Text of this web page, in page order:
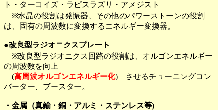
ト・ターコイズ・ラピスラズリ・アメジスト
※水晶の役割は発振器、その他のパワーストーンの役割
は、固有の周波数に変換するエネルギー変換器。
●改良型ラジオニクスプレート
※改良型ラジオニクス回路の役割は、オルゴンエネルギー
の周波数を向上
(高周波オルゴンエネルギー化) させるチューニングコン
バーター、ブースター。
・金属（真鍮・銅・アルミ・ステンレス等)